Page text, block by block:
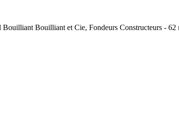
Bouilliant et Cie, Fondeurs Constructeurs - 62